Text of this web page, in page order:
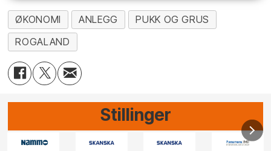
ØKONOMI ANLEGG
PUKK OG GRUS
ROGALAND
Stillinger